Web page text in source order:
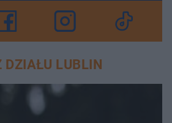
DZIAŁU LUBLIN